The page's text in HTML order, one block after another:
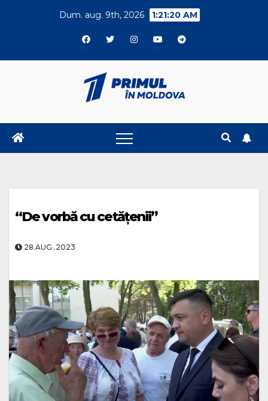
Dum. aug. 9th, 2026 1:21:21 AM
“De vorbă cu cetățenii”
28.AUG..2023